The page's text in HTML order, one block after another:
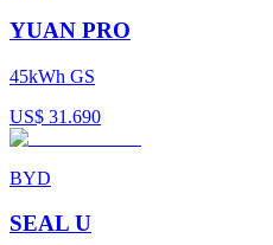
YUAN PRO
45kWh GS
US$ 31.690
BYD
SEAL U